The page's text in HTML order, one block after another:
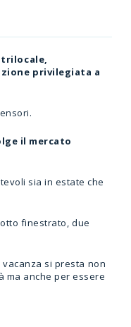
trilocale,
privilegiata a
il mercato
sia in estate che
finestrato, due
si presta non
ma anche per essere